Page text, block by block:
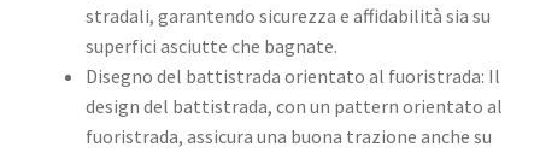
stradali, garantendo sicurezza e affidabilità sia su
superfici asciutte che bagnate. ​
Disegno del battistrada orientato al fuoristrada: Il
design del battistrada, con un pattern orientato al
fuoristrada, assicura una buona trazione anche su